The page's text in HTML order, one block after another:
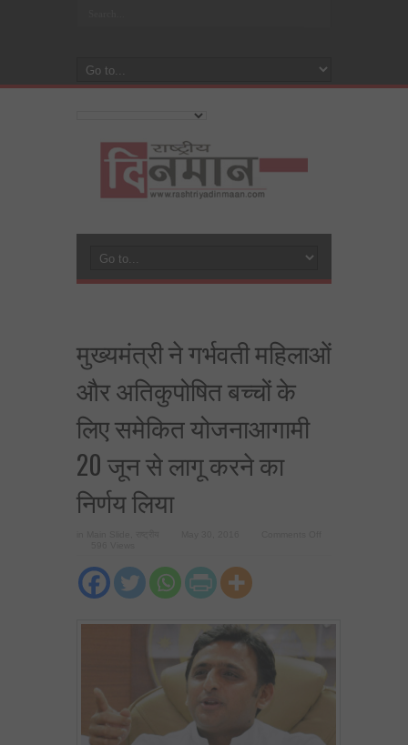
मुख्यमंत्री ने गर्भवती महिलाओं
और अतिकुपोषित बच्चों के
लिए समेकित योजनाआगामी
20 जून से लागू करने का
निर्णय लिया
लिया